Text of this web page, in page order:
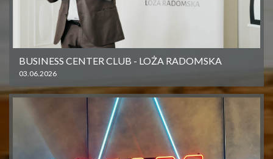
BUSINESS CENTER CLUB - LOŻA RADOMSKA
03.06.2026